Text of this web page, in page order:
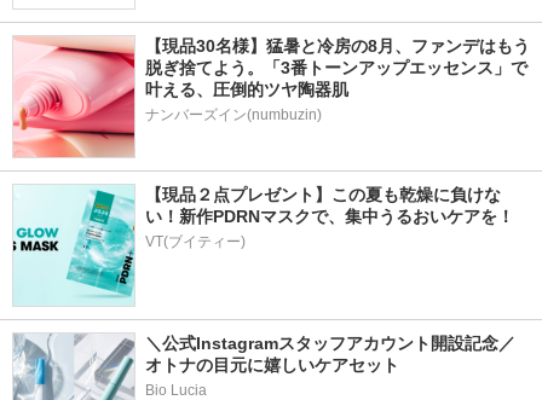
【現品30名様】猛暑と冷房の8月、ファンデはもう
脱ぎ捨てよう。「3番トーンアップエッセンス」で
叶える、圧倒的ツヤ陶器肌
ナンバーズイン(numbuzin)
【現品２点プレゼント】この夏も乾燥に負けな
い！新作PDRNマスクで、集中うるおいケアを！
VT(ブイティー)
＼公式Instagramスタッフアカウント開設記念／
オトナの目元に嬉しいケアセット
Bio Lucia